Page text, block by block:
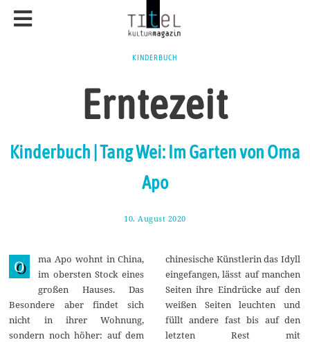
KINDERBUCH
Erntezeit
Kinderbuch | Tang Wei: Im Garten von Oma
Apo
10. August 2020
u
g
u
s
t
2
0
2
O
ma Apo wohnt in China,
im obersten Stock eines
großen Hauses. Das
Besondere aber findet sich
nicht in ihrer Wohnung,
sondern noch höher: auf dem
chinesische Künstlerin das Idyll
eingefangen, lässt auf manchen
Seiten ihre Eindrücke auf den
weißen Seiten leuchten und
füllt andere fast bis auf den
letzten Rest mit